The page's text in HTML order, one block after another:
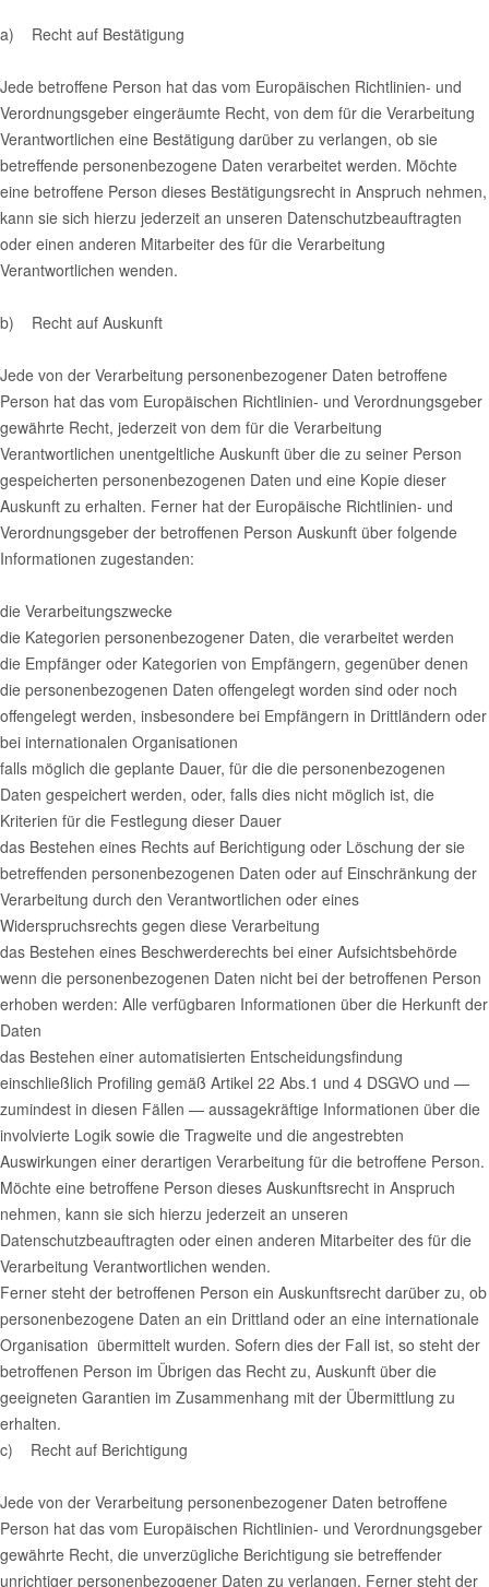
a) Recht auf Bestätigung
Jede betroffene Person hat das vom Europäischen Richtlinien- und
Verordnungsgeber eingeräumte Recht, von dem für die Verarbeitung
Verantwortlichen eine Bestätigung darüber zu verlangen, ob sie
betreffende personenbezogene Daten verarbeitet werden. Möchte
eine betroffene Person dieses Bestätigungsrecht in Anspruch nehmen,
kann sie sich hierzu jederzeit an unseren Datenschutzbeauftragten
oder einen anderen Mitarbeiter des für die Verarbeitung
Verantwortlichen wenden.
b) Recht auf Auskunft
Jede von der Verarbeitung personenbezogener Daten betroffene
Person hat das vom Europäischen Richtlinien- und Verordnungsgeber
gewährte Recht, jederzeit von dem für die Verarbeitung
Verantwortlichen unentgeltliche Auskunft über die zu seiner Person
gespeicherten personenbezogenen Daten und eine Kopie dieser
Auskunft zu erhalten. Ferner hat der Europäische Richtlinien- und
Verordnungsgeber der betroffenen Person Auskunft über folgende
Informationen zugestanden:
die Verarbeitungszwecke
die Kategorien personenbezogener Daten, die verarbeitet werden
die Empfänger oder Kategorien von Empfängern, gegenüber denen
die personenbezogenen Daten offengelegt worden sind oder noch
offengelegt werden, insbesondere bei Empfängern in Drittländern oder
bei internationalen Organisationen
falls möglich die geplante Dauer, für die die personenbezogenen
Daten gespeichert werden, oder, falls dies nicht möglich ist, die
Kriterien für die Festlegung dieser Dauer
das Bestehen eines Rechts auf Berichtigung oder Löschung der sie
betreffenden personenbezogenen Daten oder auf Einschränkung der
Verarbeitung durch den Verantwortlichen oder eines
Widerspruchsrechts gegen diese Verarbeitung
das Bestehen eines Beschwerderechts bei einer Aufsichtsbehörde
wenn die personenbezogenen Daten nicht bei der betroffenen Person
erhoben werden: Alle verfügbaren Informationen über die Herkunft der
Daten
das Bestehen einer automatisierten Entscheidungsfindung
einschließlich Profiling gemäß Artikel 22 Abs.1 und 4 DSGVO und —
zumindest in diesen Fällen — aussagekräftige Informationen über die
involvierte Logik sowie die Tragweite und die angestrebten
Auswirkungen einer derartigen Verarbeitung für die betroffene Person.
Möchte eine betroffene Person dieses Auskunftsrecht in Anspruch
nehmen, kann sie sich hierzu jederzeit an unseren
Datenschutzbeauftragten oder einen anderen Mitarbeiter des für die
Verarbeitung Verantwortlichen wenden.
Ferner steht der betroffenen Person ein Auskunftsrecht darüber zu, ob
personenbezogene Daten an ein Drittland oder an eine internationale
Organisation übermittelt wurden. Sofern dies der Fall ist, so steht der
betroffenen Person im Übrigen das Recht zu, Auskunft über die
geeigneten Garantien im Zusammenhang mit der Übermittlung zu
erhalten.
c) Recht auf Berichtigung
Jede von der Verarbeitung personenbezogener Daten betroffene
Person hat das vom Europäischen Richtlinien- und Verordnungsgeber
gewährte Recht, die unverzügliche Berichtigung sie betreffender
unrichtiger personenbezogener Daten zu verlangen. Ferner steht der